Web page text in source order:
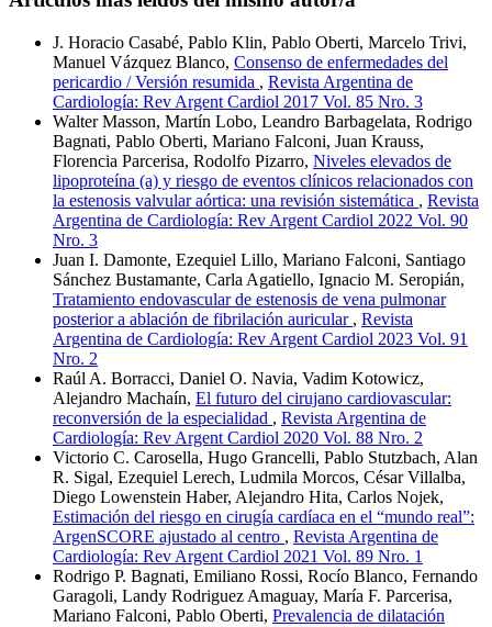
J. Horacio Casabé, Pablo Klin, Pablo Oberti, Marcelo Trivi,
Manuel Vázquez Blanco, Consenso de enfermedades del
pericardio / Versión resumida , Revista Argentina de
Cardiología: Rev Argent Cardiol 2017 Vol. 85 Nro. 3
Walter Masson, Martín Lobo, Leandro Barbagelata, Rodrigo
Bagnati, Pablo Oberti, Mariano Falconi, Juan Krauss,
Florencia Parcerisa, Rodolfo Pizarro, Niveles elevados de
lipoproteína (a) y riesgo de eventos clínicos relacionados con
la estenosis valvular aórtica: una revisión sistemática , Revista
Argentina de Cardiología: Rev Argent Cardiol 2022 Vol. 90
Nro. 3
Juan I. Damonte, Ezequiel Lillo, Mariano Falconi, Santiago
Sánchez Bustamante, Carla Agatiello, Ignacio M. Seropián,
Tratamiento endovascular de estenosis de vena pulmonar
posterior a ablación de fibrilación auricular , Revista
Argentina de Cardiología: Rev Argent Cardiol 2023 Vol. 91
Nro. 2
Raúl A. Borracci, Daniel O. Navia, Vadim Kotowicz,
Alejandro Machaín, El futuro del cirujano cardiovascular:
reconversión de la especialidad , Revista Argentina de
Cardiología: Rev Argent Cardiol 2020 Vol. 88 Nro. 2
Victorio C. Carosella, Hugo Grancelli, Pablo Stutzbach, Alan
R. Sigal, Ezequiel Lerech, Ludmila Morcos, César Villalba,
Diego Lowenstein Haber, Alejandro Hita, Carlos Nojek,
Estimación del riesgo en cirugía cardíaca en el “mundo real”:
ArgenSCORE ajustado al centro , Revista Argentina de
Cardiología: Rev Argent Cardiol 2021 Vol. 89 Nro. 1
Rodrigo P. Bagnati, Emiliano Rossi, Rocío Blanco, Fernando
Garagoli, Landy Rodriguez Amaguay, María F. Parcerisa,
Mariano Falconi, Pablo Oberti, Prevalencia de dilatación